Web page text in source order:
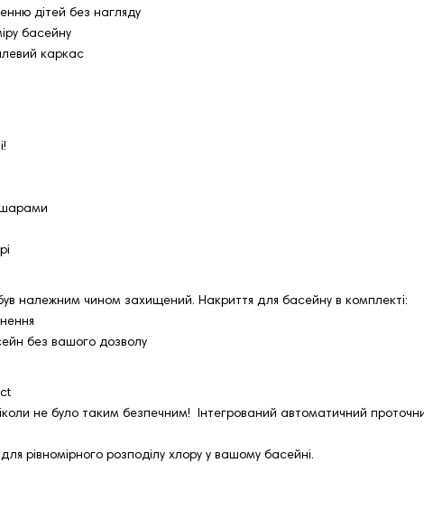
дітей без нагляду
басейну
каркас
шарами
належним чином захищений. Накриття для басейну в комплекті:
без вашого дозволу
не було таким безпечним! Інтегрований автоматичний
рівномірного розподілу хлору у вашому басейні.